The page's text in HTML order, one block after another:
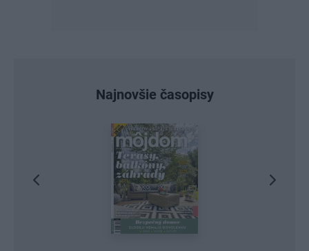
Najnovšie časopisy